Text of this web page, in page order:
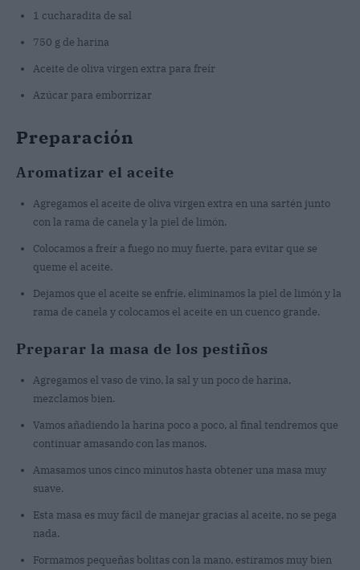
1 cucharadita de sal
750 g de harina
Aceite de oliva virgen extra para freír
Azúcar para emborrizar
Preparación
Aromatizar el aceite
Agregamos el aceite de oliva virgen extra en una sartén junto
con la rama de canela y la piel de limón.
Colocamos a freír a fuego no muy fuerte, para evitar que se
queme el aceite.
Dejamos que el aceite se enfríe, eliminamos la piel de limón y la
rama de canela y colocamos el aceite en un cuenco grande.
Preparar la masa de los pestiños
Agregamos el vaso de vino, la sal y un poco de harina,
mezclamos bien.
Vamos añadiendo la harina poco a poco, al final tendremos que
continuar amasando con las manos.
Amasamos unos cinco minutos hasta obtener una masa muy
suave.
Esta masa es muy fácil de manejar gracias al aceite, no se pega
nada.
Formamos pequeñas bolitas con la mano, estiramos muy bien